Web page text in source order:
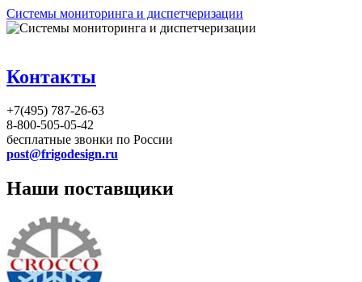
Системы мониторинга и диспетчеризации
Контакты
+7(495) 787-26-63
8-800-505-05-42
бесплатные звонки по России
post@frigodesign.ru
Наши поставщики